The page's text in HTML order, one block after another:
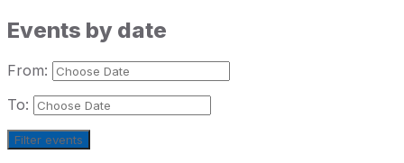
Events by date
From:
To:
Filter events